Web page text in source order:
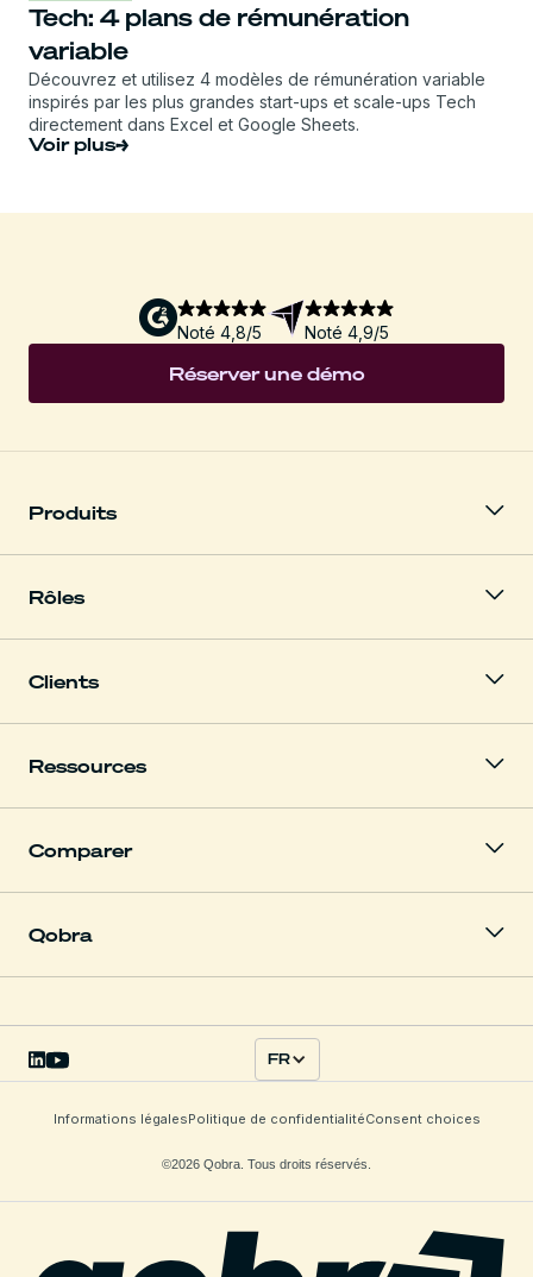
Tech: 4 plans de rémunération
variable
Découvrez et utilisez 4 modèles de rémunération variable
inspirés par les plus grandes start-ups et scale-ups Tech
directement dans Excel et Google Sheets.
Voir plus
Noté 4,8/5 Noté 4,9/5
Réserver une démo
Produits
Rôles
Clients
Ressources
Comparer
Qobra
©2026 Qobra. Tous droits réservés.
Informations légalesPolitique de confidentialitéConsent choices
FR